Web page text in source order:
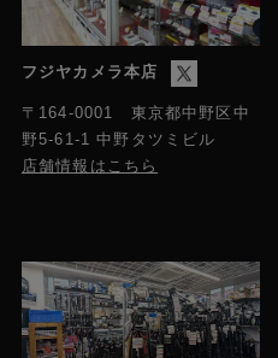
フジヤカメラ本店
〒164-0001 東京都中野区中
野5-61-1 中野タツミビル
店舗情報はこちら